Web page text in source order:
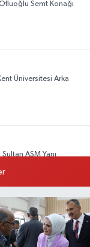
Semt Konağı
Üniversitesi Arka
ASM Yanı